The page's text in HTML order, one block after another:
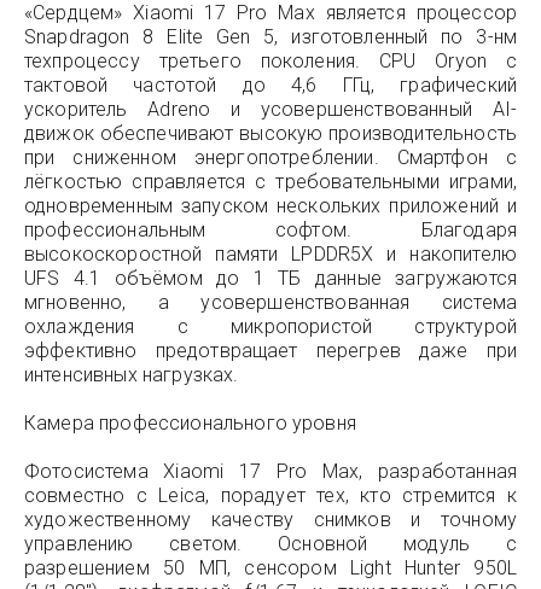
«Сердцем» Xiaomi 17 Pro Max является процессор
Snapdragon 8 Elite Gen 5, изготовленный по 3-нм
техпроцессу третьего поколения. CPU Oryon с
тактовой частотой до 4,6 ГГц, графический
ускоритель Adreno и усовершенствованный AI-
движок обеспечивают высокую производительность
при сниженном энергопотреблении. Смартфон с
лёгкостью справляется с требовательными играми,
одновременным запуском нескольких приложений и
профессиональным софтом. Благодаря
высокоскоростной памяти LPDDR5X и накопителю
UFS 4.1 объёмом до 1 ТБ данные загружаются
мгновенно, а усовершенствованная система
охлаждения с микропористой структурой
эффективно предотвращает перегрев даже при
интенсивных нагрузках.
Камера профессионального уровня
Фотосистема Xiaomi 17 Pro Max, разработанная
совместно с Leica, порадует тех, кто стремится к
художественному качеству снимков и точному
управлению светом. Основной модуль с
разрешением 50 МП, сенсором Light Hunter 950L